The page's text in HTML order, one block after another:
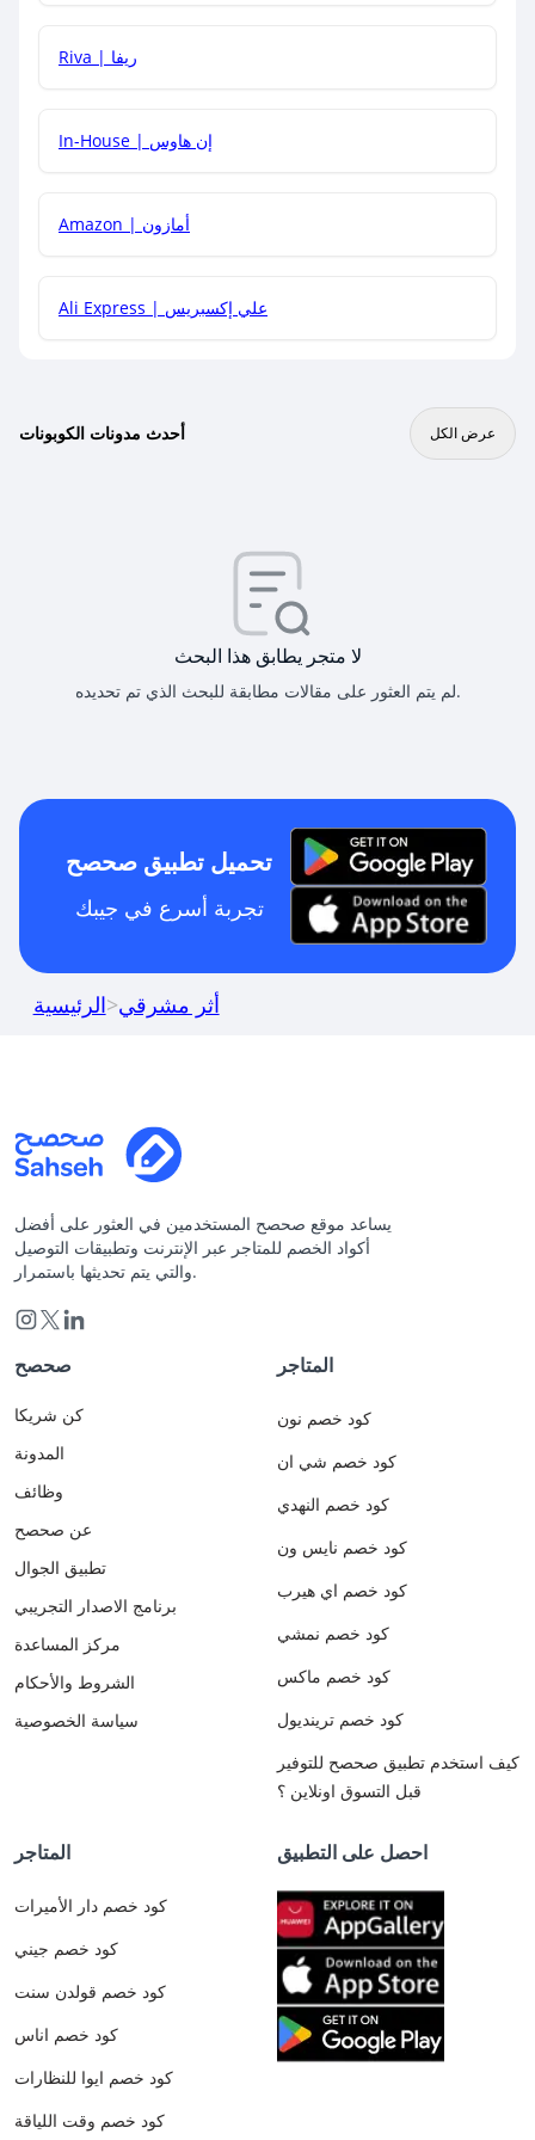
هل يمكنني جمع كود خصم مع العروض الأخرى؟
Riva | ريفا
In-House | إن هاوس
Amazon | أمازون
Ali Express | علي إكسبريس
أحدث مدونات الكوبونات عرض الكل
لا متجر يطابق هذا البحث
لم يتم العثور على مقالات مطابقة للبحث الذي تم تحديده.
تحميل تطبيق صحصح
تجربة أسرع في جيبك
الرئيسية>أثر مشرقي
يساعد موقع صحصح المستخدمين في العثور على أفضل
أكواد الخصم للمتاجر عبر الإنترنت وتطبيقات التوصيل
والتي يتم تحديثها باستمرار.
صحصح
كن شريكا
المدونة
وظائف
عن صحصح
تطبيق الجوال
برنامج الاصدار التجريبي
مركز المساعدة
الشروط والأحكام
سياسة الخصوصية
المتاجر
كود خصم نون
كود خصم شي ان
كود خصم النهدي
كود خصم نايس ون
كود خصم اي هيرب
كود خصم نمشي
كود خصم ماكس
كود خصم ترينديول
كيف استخدم تطبيق صحصح للتوفير
قبل التسوق اونلاين ؟
المتاجر
كود خصم دار الأميرات
كود خصم جيني
كود خصم قولدن سنت
كود خصم اناس
كود خصم ايوا للنظارات
كود خصم وقت اللياقة
احصل على التطبيق